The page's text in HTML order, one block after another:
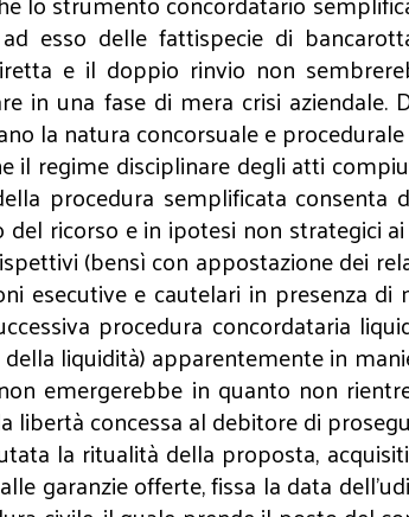
ad esso delle fattispecie di
e il doppio rinvio non
in una fase di mera crisi
la natura concorsuale e
il regime disciplinare degli atti
procedura semplificata
ricorso e in ipotesi non strategici
(bensì con appostazione dei
esecutive e cautelari in presenza
procedura concordataria
liquidità) apparentemente in
emergerebbe in quanto non
libertà concessa al debitore di
la ritualità della proposta,
garanzie offerte, fissa la data